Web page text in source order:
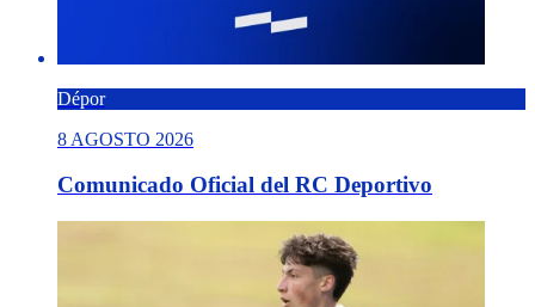
Dépor
8 AGOSTO 2026
Comunicado Oficial del RC Deportivo